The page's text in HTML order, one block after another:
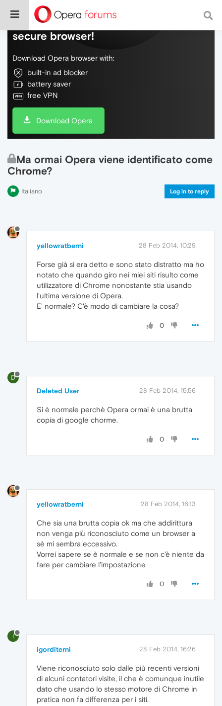
Do more on the web, with a fast and
secure browser!
Download Opera browser with:
built-in ad blocker
battery saver
free VPN
Download Opera
Ma ormai Opera viene identificato come
Chrome?
Italiano Log in to reply
yellowratberni 28 Feb 2014, 10:29
Forse già si era detto e sono stato distratto ma ho
notato che quando giro nei miei siti risulto come
utilizzatore di Chrome nonostante stia usando
l'ultima versione di Opera.
E' normale? C'è modo di cambiare la cosa?
0
D
Deleted User 28 Feb 2014, 15:56
Si è normale perchè Opera ormai è una brutta
copia di google chorme.
0
yellowratberni 28 Feb 2014, 16:13
Che sia una brutta copia ok ma che addirittura
non venga più riconosciuto come un browser a
sè mi sembra eccessivo.
Vorrei sapere se è normale e se non c'è niente da
fare per cambiare l'impostazione
0
I
igorditerni 28 Feb 2014, 16:26
Viene riconosciuto solo dalle più recenti versioni
di alcuni contatori visite, il che è comunque inutile
dato che usando lo stesso motore di Chrome in
pratica non fa differenza per i siti.